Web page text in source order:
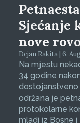
Sjećanje
nove
Dejan Rakita | 6.
Na mjestu
34 godine
dostojanstveno
održana je
protokolarne
mladi iz Bosne